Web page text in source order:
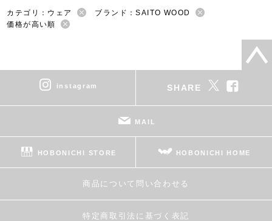
カテゴリ：ウェア
ブランド：SAITO WOOD
価格が高い順
instagram SHARE
MAIL
HOBONICHI STORE HOBONICHI HOME
商品について問い合わせる
特定商取引法に基づく表記